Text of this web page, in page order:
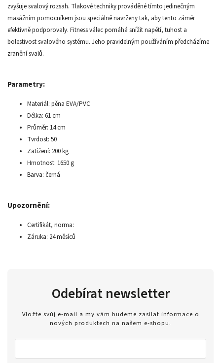
zvyšuje svalový rozsah. Tlakové techniky prováděné tímto jedinečným
masážním pomocníkem jsou speciálně navrženy tak, aby tento záměr
efektivně podporovaly. Fitness válec pomáhá snížit napětí, tuhost a
bolestivost svalového systému. Jeho pravidelným používáním předcházíme
zranění svalů.
Parametry:
Materiál: pěna EVA/PVC
Délka: 61 cm
Průměr: 14 cm
Tvrdost: 50
Zatížení: 200 kg
Hmotnost: 1650 g
Barva: černá
Upozornění:
Certifikát, norma:
Záruka: 24 měsíců
Odebírat newsletter
Vložte svůj e-mail a my vám budeme zasílat informace o
nových produktech na našem e-shopu.